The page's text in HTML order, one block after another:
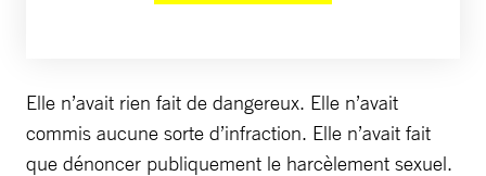
Elle n’avait rien fait de dangereux. Elle n’avait
commis aucune sorte d’infraction. Elle n’avait fait
que dénoncer publiquement le harcèlement sexuel.